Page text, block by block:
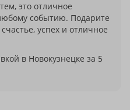
это отличное
событию. Подарите
успех и отличное
в Новокузнецке за 5